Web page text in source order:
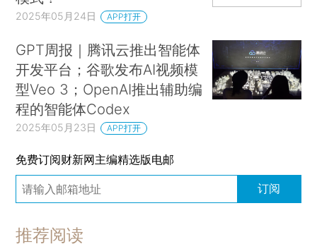
2025年05月24日 APP打开
GPT周报｜腾讯云推出智能体
开发平台；谷歌发布AI视频模
型Veo 3；OpenAI推出辅助编
程的智能体Codex
2025年05月23日 APP打开
免费订阅财新网主编精选版电邮
订阅
推荐阅读